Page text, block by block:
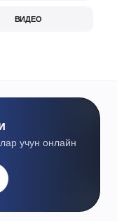
ВИДЕО
учун онлайн